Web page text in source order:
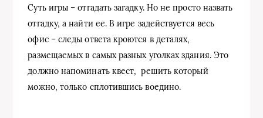
Суть игры – отгадать загадку. Но не просто назвать
отгадку, а найти ее. В игре задействуется весь
офис – следы ответа кроются в деталях,
размещаемых в самых разных уголках здания. Это
должно напоминать квест, решить который
можно, только сплотившись воедино.